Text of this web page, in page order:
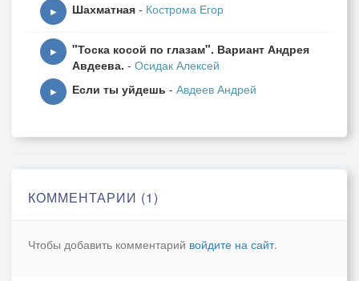
▶ Шахматная - Кострома Егор
▶
"Тоска косой по глазам". Вариант Андрея
Авдеева. - Осидак Алексей
▶ Если ты уйдешь - Авдеев Андрей
КОММЕНТАРИИ (1)
Чтобы добавить комментарий войдите на сайт.